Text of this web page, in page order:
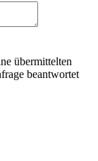
übermittelten
beantwortet